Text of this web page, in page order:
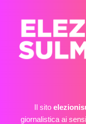
Il sito
giornalistica ai